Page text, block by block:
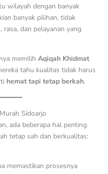
wilayah dengan banyak
banyak pilihan, tidak
dan pelayanan yang
memilih Aqiqah Khidmat
tahu kualitas tidak harus
hemat tapi tetap berkah.
Sidoarjo
ada beberapa hal penting
tetap sah dan berkualitas:
memastikan prosesnya